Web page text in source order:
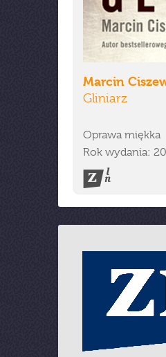
Marcin
Gliniarz
Oprawa miękka
Rok wydania: